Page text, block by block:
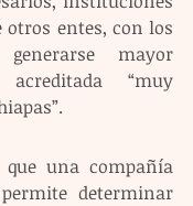
otros entes, con los
mayor
acreditada “muy
que una compañía
determinar